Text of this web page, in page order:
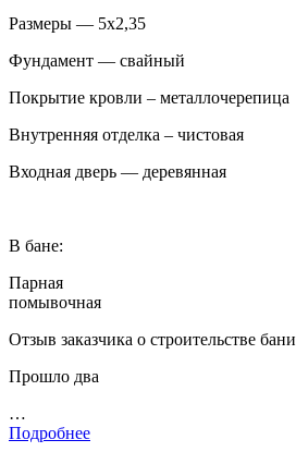
Размеры — 5х2,35
Фундамент — свайный
Покрытие кровли – металлочерепица
Внутренняя отделка – чистовая
Входная дверь — деревянная
В бане:
Парная
помывочная
Отзыв заказчика о строительстве бани
Прошло два
…
Подробнее